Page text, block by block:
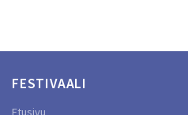
FESTIVAALI
Etusivu